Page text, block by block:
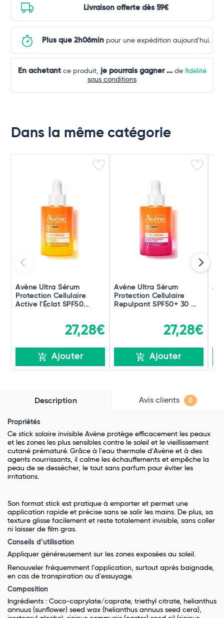
Livraison offerte dès 59€
Plus que 2h06minpour une expédition aujourd'hui.
En achetantce produit, je pourrais gagner ...de fidélité
sous conditions
Dans la même catégorie
Avène Ultra Sérum
Protection Cellulaire
Active l'Éclat SPF50...
27,28€
Ajouter
Avène Ultra Sérum
Protection Cellulaire
Repulpant SPF50+ 30 ...
27,28€
Ajouter
Description Avis clients 0
Propriétés
Ce stick solaire invisible Avène protège efficacement les peaux
et les zones les plus sensibles contre le soleil et le vieillissement
cutané prématuré. Grâce à l'eau thermale d'Avène et à des
agents nourrissants, il calme les échauffements et empêche la
peau de se dessécher, le tout sans parfum pour éviter les
irritations.
Son format stick est pratique à emporter et permet une
application rapide et précise sans se salir les mains. De plus, sa
texture glisse facilement et reste totalement invisible, sans coller
ni laisser de film gras.
Conseils d’utilisation
Appliquer généreusement sur les zones exposées au soleil.
Renouveler fréquemment l'application, surtout après baignade,
en cas de transpiration ou d'essuyage.
Composition
Ingrédients : Coco-caprylate/caprate, triethyl citrate, helianthus
annuus (sunflower) seed wax (helianthus annuus seed cera),